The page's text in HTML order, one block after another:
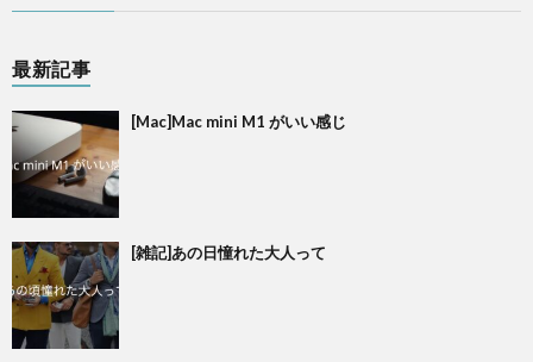
最新記事
[Mac]Mac mini M1 がいい感じ
[雑記]あの日憧れた大人って